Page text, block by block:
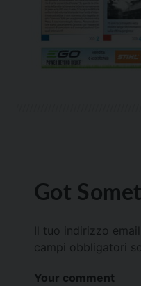
Got
Il tuo indirizzo
campi obbligatori
Your comment